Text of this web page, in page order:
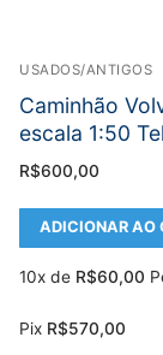
USADOS/ANTIGOS
Caminhão
escala 1:50
R$600,00
ADICIONAR AO
10x de R$60,00
Pix R$570,00